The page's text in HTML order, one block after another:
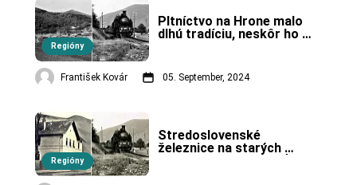
Regióny
Pltníctvo na Hrone malo
dlhú tradíciu, neskôr ho
František Kovár 05. September, 2024
Regióny
Stredoslovenské
železnice na starých